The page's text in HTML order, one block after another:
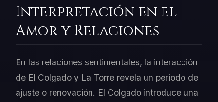
Interpretación en el
Amor y Relaciones
En las relaciones sentimentales, la interacción
de El Colgado y La Torre revela un periodo de
ajuste o renovación. El Colgado introduce una